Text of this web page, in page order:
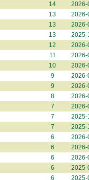
14
2026-
13
2026-
13
2026-
13
2025-
12
2026-
11
2026-
10
2026-
9
2026-
9
2026-
8
2026-
7
2026-
7
2025-
7
2025-
6
2026-
6
2026-
6
2026-
6
2025-
6
2025-